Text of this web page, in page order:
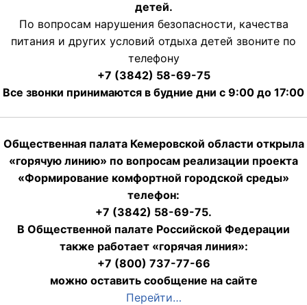
детей.
По вопросам нарушения безопасности, качества
питания и других условий отдыха детей звоните по
телефону
+7 (3842) 58-69-75
Все звонки принимаются в будние дни с 9:00 до 17:00
Общественная палата Кемеровской области открыла
«горячую линию» по вопросам реализации проекта
«Формирование комфортной городской среды»
телефон:
+7 (3842) 58-69-75.
В Общественной палате Российской Федерации
также работает «горячая линия»:
+7 (800) 737-77-66
можно оставить сообщение на сайте
Перейти…